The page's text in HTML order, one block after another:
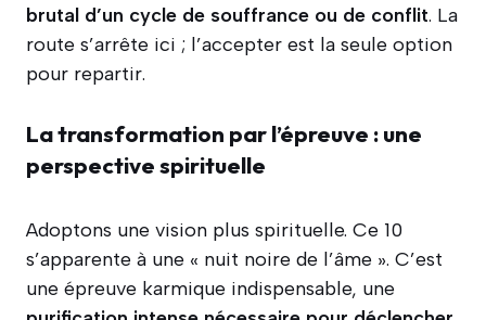
brutal d’un cycle de souffrance ou de conflit. La
route s’arrête ici ; l’accepter est la seule option
pour repartir.
La transformation par l’épreuve : une
perspective spirituelle
Adoptons une vision plus spirituelle. Ce 10
s’apparente à une « nuit noire de l’âme ». C’est
une épreuve karmique indispensable, une